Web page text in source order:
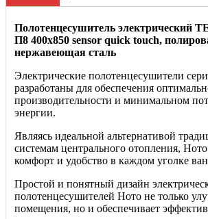
Полотенцесушитель электрический
П8 400х850 sensor quick touch,
нержавеющая сталь
Электрические полотенцесушители
разработаны для обеспечения
производительности и минимальном
энергии.
Являясь идеальной альтернативой
системам центрального отопления,
комфорт и удобство в каждом уголке
Простой и понятный дизайн
полотенцесушителей Ното не только
помещения, но и обеспечивает